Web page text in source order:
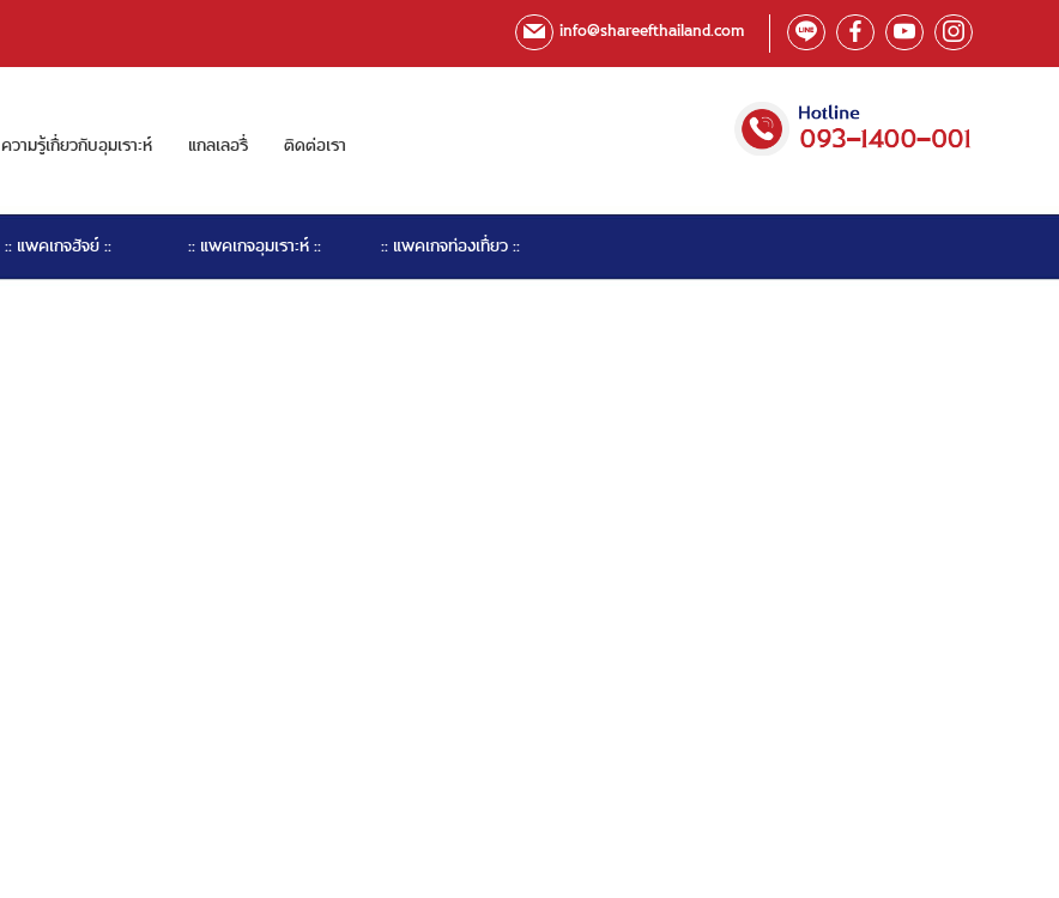
info@shareefthailand.com
ความรู้เกี่ยวกับอุมเราะห์ แกลเลอรี่ ติดต่อเรา
:: แพคเกจฮัจย์ :: :: แพคเกจอุมเราะห์ :: :: แพคเกจท่องเที่ยว ::